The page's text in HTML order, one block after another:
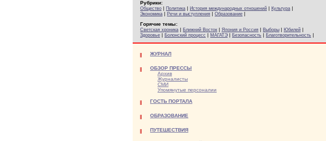
Рубрики:
Общество | Политика | История международных отношений | Культура |
Экономика | Речи и выступления | Образование |
Горячие темы:
Светская хроника | Ближний Восток | Япония и Россия | Выборы | Юбилей |
Здоровье | Болонский процесс | МАГАТЭ | Безопасность | Благотворительность |
ЖУРНАЛ
ОБЗОР ПРЕССЫ
Архив
Журналисты
СМИ
Упомянутые персоналии
ГОСТЬ ПОРТАЛА
ОБРАЗОВАНИЕ
ПУТЕШЕСТВИЯ